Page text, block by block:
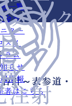
一覧
金表
ター
スメ
ラム
らせ
情報
者はこちら
針～表参道